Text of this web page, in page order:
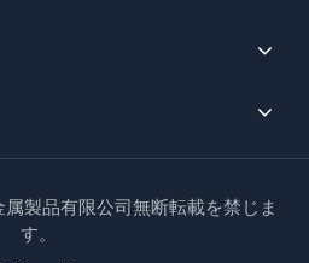
製品有限公司無断転載を禁じま
す。